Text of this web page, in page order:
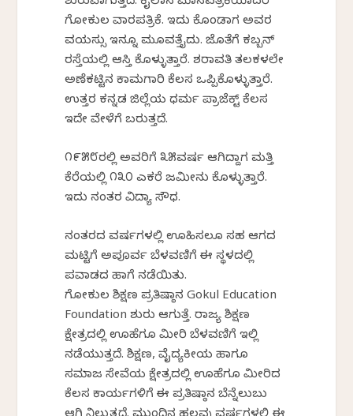
ಗೋಕುಲ ವಾರಪತ್ರಿಕೆ. ಇದು ಕೊಂಡಾಗ ಅವರ
ವಯಸ್ಸು ಇನ್ನೂ ಮೂವತ್ತೈದು. ಜೊತೆಗೆ ಕಬ್ಬನ್
ರಸ್ತೆಯಲ್ಲಿ ಆಸ್ತಿ ಕೊಳ್ಳುತ್ತಾರೆ. ಶರಾವತಿ ತಲಕಳಲೇ
ಅಣೆಕಟ್ಟಿನ ಕಾಮಗಾರಿ ಕೆಲಸ ಒಪ್ಪಿಕೊಳ್ಳುತ್ತಾರೆ.
ಉತ್ತರ ಕನ್ನಡ ಜಿಲ್ಲೆಯ ಧರ್ಮ ಪ್ರಾಜೆಕ್ಟ್ ಕೆಲಸ
ಇದೇ ವೇಳೆಗೆ ಬರುತ್ತದೆ.
೧೯೫೮ರಲ್ಲಿ ಅವರಿಗೆ ೩೫ವರ್ಷ ಆಗಿದ್ದಾಗ ಮತ್ತಿ
ಕೆರೆಯಲ್ಲಿ ೧೩೦ ಎಕರೆ ಜಮೀನು ಕೊಳ್ಳುತ್ತಾರೆ.
ಇದು ನಂತರ ವಿದ್ಯಾ ಸೌಧ.
ನಂತರದ ವರ್ಷಗಳಲ್ಲಿ ಊಹಿಸಲೂ ಸಹ ಆಗದ
ಮಟ್ಟಿಗೆ ಅಪೂರ್ವ ಬೆಳವಣಿಗೆ ಈ ಸ್ಥಳದಲ್ಲಿ
ಪವಾಡದ ಹಾಗೆ ನಡೆಯಿತು.
ಗೋಕುಲ ಶಿಕ್ಷಣ ಪ್ರತಿಷ್ಠಾನ Gokul Education
Foundation ಶುರು ಆಗುತ್ತೆ. ರಾಜ್ಯ ಶಿಕ್ಷಣ
ಕ್ಷೇತ್ರದಲ್ಲಿ ಊಹೆಗೂ ಮೀರಿ ಬೆಳವಣಿಗೆ ಇಲ್ಲಿ
ನಡೆಯುತ್ತದೆ. ಶಿಕ್ಷಣ, ವೈದ್ಯಕೀಯ ಹಾಗೂ
ಸಮಾಜ ಸೇವೆಯ ಕ್ಷೇತ್ರದಲ್ಲಿ ಊಹೆಗೂ ಮೀರಿದ
ಕೆಲಸ ಕಾರ್ಯಗಳಿಗೆ ಈ ಪ್ರತಿಷ್ಠಾನ ಬೆನ್ನೆಲುಬು